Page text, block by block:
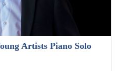
Artists Piano Solo